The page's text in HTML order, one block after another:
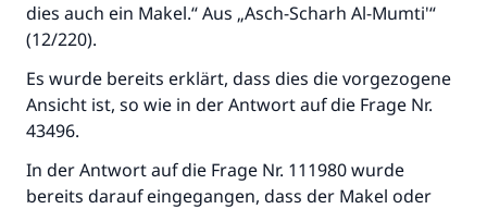
dies auch ein Makel.“ Aus „Asch-Scharh Al-Mumti'“
(12/220).
Es wurde bereits erklärt, dass dies die vorgezogene
Ansicht ist, so wie in der Antwort auf die Frage Nr.
43496.
In der Antwort auf die Frage Nr. 111980 wurde
bereits darauf eingegangen, dass der Makel oder